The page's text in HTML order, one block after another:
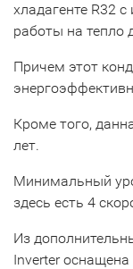
хладагенте R32
работы на тепло
Причем этот
Кроме того,
лет.
Минимальный
здесь есть 4
Из
Inverter